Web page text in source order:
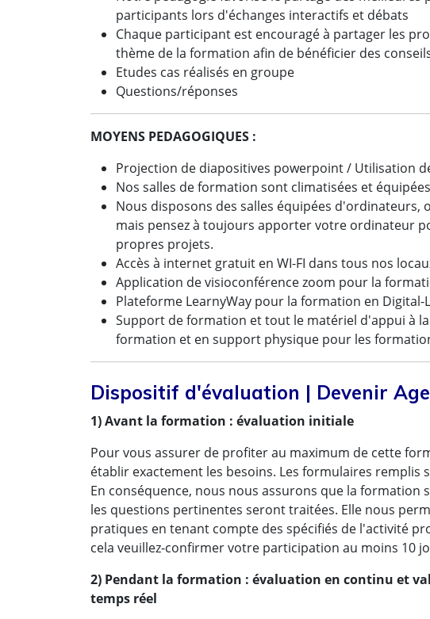
participants lors d'échanges interactifs et débats
Chaque participant est encouragé à partager les
thème de la formation afin de bénéficier des
Etudes cas réalisés en groupe
Questions/réponses
MOYENS PEDAGOGIQUES :
Projection de diapositives powerpoint / Utilisation
Nos salles de formation sont climatisées et
Nous disposons des salles équipées d'ordinateurs,
mais pensez à toujours apporter votre ordinateur
propres projets.
Accès à internet gratuit en WI-FI dans tous nos
Application de visioconférence zoom pour la
Plateforme LearnyWay pour la formation en Digital-
Support de formation et tout le matériel d'appui à
formation et en support physique pour les
Dispositif d'évaluation | Devenir
1) Avant la formation : évaluation initiale
Pour vous assurer de profiter au maximum de cette
établir exactement les besoins. Les formulaires
En conséquence, nous nous assurons que la
les questions pertinentes seront traitées. Elle nous
pratiques en tenant compte des spécifiés de l'activité
cela veuillez-confirmer votre participation au moins 10
2) Pendant la formation : évaluation en continu et
temps réel